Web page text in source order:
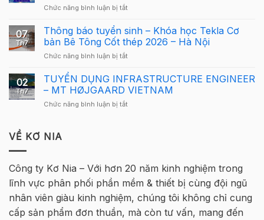
Tekla
cho
người
Giải
Giải
Cầu
Lông
Tekla
Nam
2026
Hà
Chức năng bình luận bị tắtở
Cầu
Lông
Tekla
Việt
2026
quay
lại
07
Th7
Thông báo tuyển sinh – Khóa học Tekla Cơ
bản Bê Tông Cốt thép 2026 – Hà Nội
Chức năng bình luận bị tắtở
báo
tuyển
sinh
–
Bê
Cốt
thép
2026
–
02
Th7
TUYỂN DỤNG INFRASTRUCTURE ENGINEER
– MT HØJGAARD VIETNAM
Chức năng bình luận bị tắtở
MT
HØJGAARD
VIETNAM
VỀ KƠ NIA
Công ty Kơ Nia – Với hơn 20 năm kinh nghiệm trong
lĩnh vực phân phối phần mềm & thiết bị cùng đội ngũ
nhân viên giàu kinh nghiệm, chúng tôi không chỉ cung
cấp sản phẩm đơn thuần, mà còn tư vấn, mang đến